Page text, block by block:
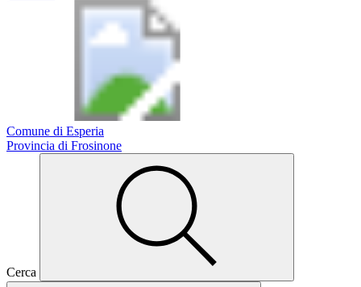
Comune di Esperia
Provincia di Frosinone
Cerca